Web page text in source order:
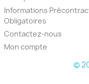
Informations
Obligatoires
Contactez-nous
Mon compte
©